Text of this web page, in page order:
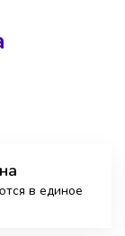
в единое